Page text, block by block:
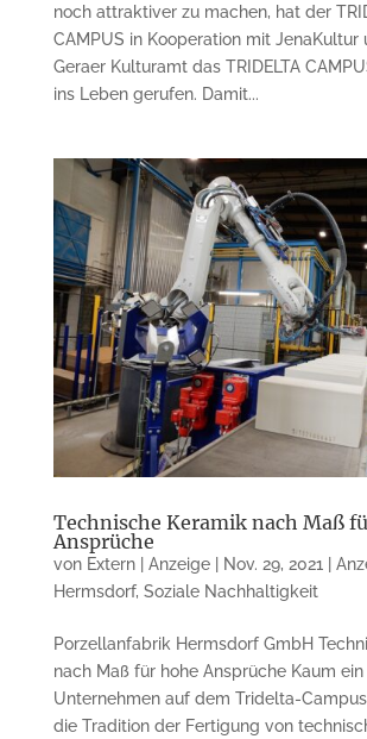
noch attraktiver zu machen, hat der
CAMPUS in Kooperation mit JenaKultur
Geraer Kulturamt das TRIDELTA
ins Leben gerufen. Damit...
Technische Keramik nach Maß
Ansprüche
von Extern | Anzeige| Nov. 29, 2021|
Hermsdorf, Soziale Nachhaltigkeit
Porzellanfabrik Hermsdorf GmbH
nach Maß für hohe Ansprüche Kaum
Unternehmen auf dem Tridelta-
die Tradition der Fertigung von